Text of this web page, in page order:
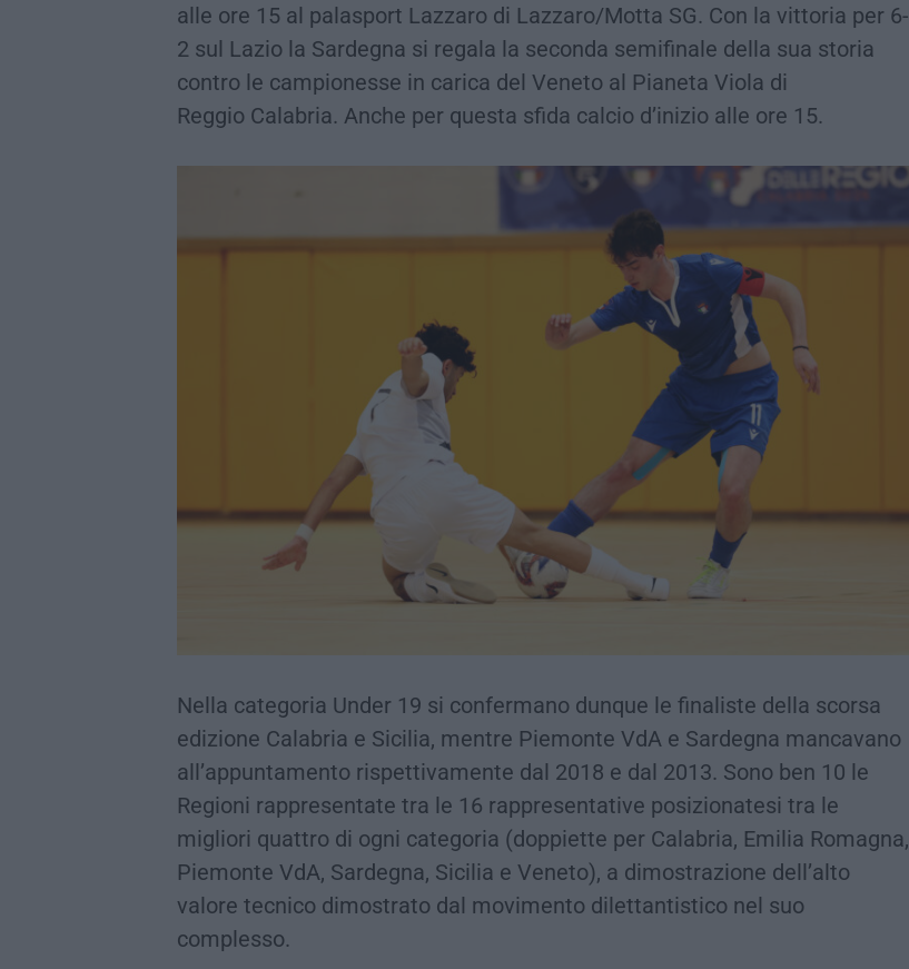
alle ore 15 al palasport Lazzaro di Lazzaro/Motta SG. Con la vittoria per 6-
2 sul Lazio la Sardegna si regala la seconda semifinale della sua storia
contro le campionesse in carica del Veneto al Pianeta Viola di
Reggio Calabria. Anche per questa sfida calcio d’inizio alle ore 15.
Nella categoria Under 19 si confermano dunque le finaliste della scorsa
edizione Calabria e Sicilia, mentre Piemonte VdA e Sardegna mancavano
all’appuntamento rispettivamente dal 2018 e dal 2013. Sono ben 10 le
Regioni rappresentate tra le 16 rappresentative posizionatesi tra le
migliori quattro di ogni categoria (doppiette per Calabria, Emilia Romagna,
Piemonte VdA, Sardegna, Sicilia e Veneto), a dimostrazione dell’alto
valore tecnico dimostrato dal movimento dilettantistico nel suo
complesso.